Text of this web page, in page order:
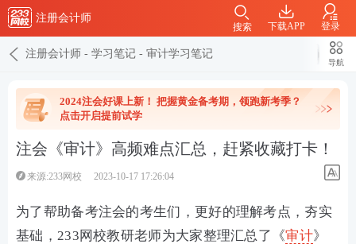
注册会计师
下载APP 登录
搜索
注册会计师 - 学习笔记 - 审计学习笔记
导航
2024注会好课上新！ 把握黄金备考期，领跑新考季？
点击开启提前试学
注会《审计》高频难点汇总，赶紧收藏打卡！
来源:233网校 2023-10-17 17:26:04
为了帮助备考注会的考生们，更好的理解考点，夯实
基础，233网校教研老师为大家整理汇总了《审计》